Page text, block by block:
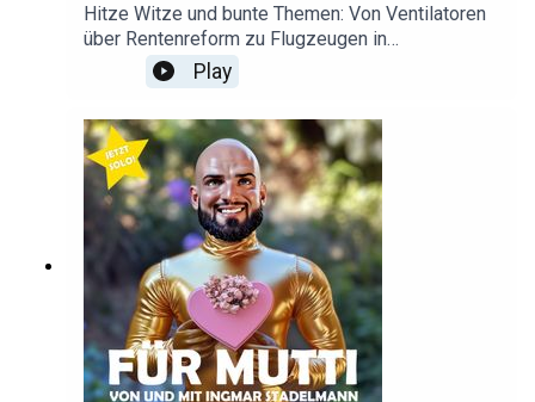
Hitze Witze und bunte Themen: Von Ventilatoren
über Rentenreform zu Flugzeugen in
chinesischen Hochhäusern. Für euch - für Mutti!
Play